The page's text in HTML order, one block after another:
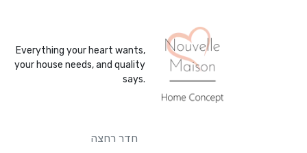
Everything your heart wants,
your house needs, and quality
says.
חדר רחצה